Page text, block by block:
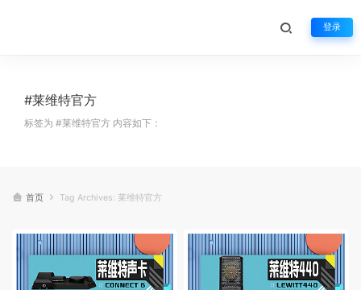
登录
#莱维特官方
标签为 #莱维特官方 内容如下：
首页 Tag Archives: 莱维特官方